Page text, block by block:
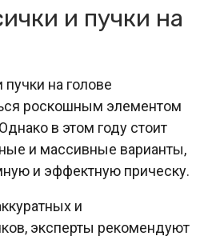
и пучки на
пучки на голове
роскошным элементом
в этом году стоит
и массивные варианты,
и эффектную прическу.
и
эксперты рекомендуют